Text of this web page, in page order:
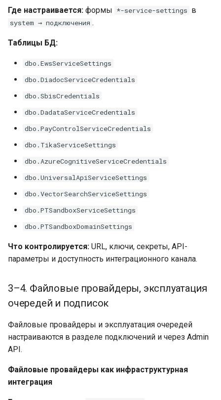
Где настраивается: формы *-service-settings в
system → подключения .
Таблицы БД:
dbo.EwsServiceSettings
dbo.DiadocServiceCredentials
dbo.SbisCredentials
dbo.DadataServiceCredentials
dbo.PayControlServiceCredentials
dbo.TikaServiceSettings
dbo.AzureCognitiveServiceCredentials
dbo.UniversalApiServiceSettings
dbo.VectorSearchServiceSettings
dbo.PTSandboxServiceSettings
dbo.PTSandboxDomainSettings
Что контролируется: URL, ключи, секреты, API-
параметры и доступность интеграционного канала.
3–4. Файловые провайдеры, эксплуатация
очередей и подписок
Файловые провайдеры и эксплуатация очередей
настраиваются в разделе подключений и через Admin
API.
Файловые провайдеры как инфраструктурная
интеграция